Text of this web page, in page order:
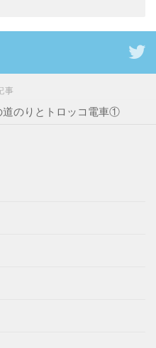
事
道のりとトロッコ電車①